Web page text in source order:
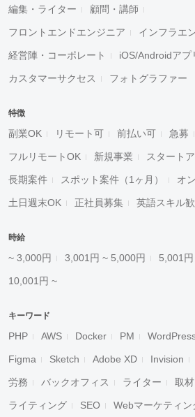
編集・ライター 顧問・講師
フロントエンドエンジニア インフラエ
経営陣・コーポレート iOS/Androidアプ
カスタマーサクセス フォトグラファー
特徴
副業OK リモート可 前払い可 急募
フルリモートOK 新規事業 スタート
長期案件 スポット案件（1ヶ月） オ
土日週末OK 正社員募集 英語スキル
時給
~ 3,000円 3,001円 ~ 5,000円 5,001
10,001円 ~
キーワード
PHP AWS Docker PM
Figma Sketch Adobe XD Invision
労務 バックオフィス ライター 取材
ライティング SEO Webマーケティン